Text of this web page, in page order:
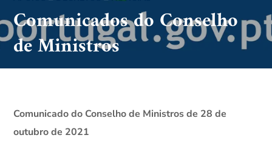
Comunicados do Conselho
de Ministros
Comunicado do Conselho de Ministros de 28 de
outubro de 2021